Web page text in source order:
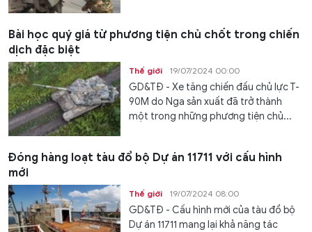
Bài học quý giá từ phương tiện chủ chốt trong chiến
dịch đặc biệt
Thế giới 19/07/2024 00:00
GD&TĐ - Xe tăng chiến đấu chủ lực T-
90M do Nga sản xuất đã trở thành
một trong những phương tiện chủ...
Đóng hàng loạt tàu đổ bộ Dự án 11711 với cấu hình
mới
Thế giới 19/07/2024 08:00
GD&TĐ - Cấu hình mới của tàu đổ bộ
Dự án 11711 mang lại khả năng tác